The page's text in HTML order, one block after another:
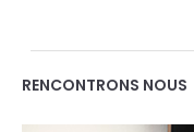
RENCONTRONS NOUS